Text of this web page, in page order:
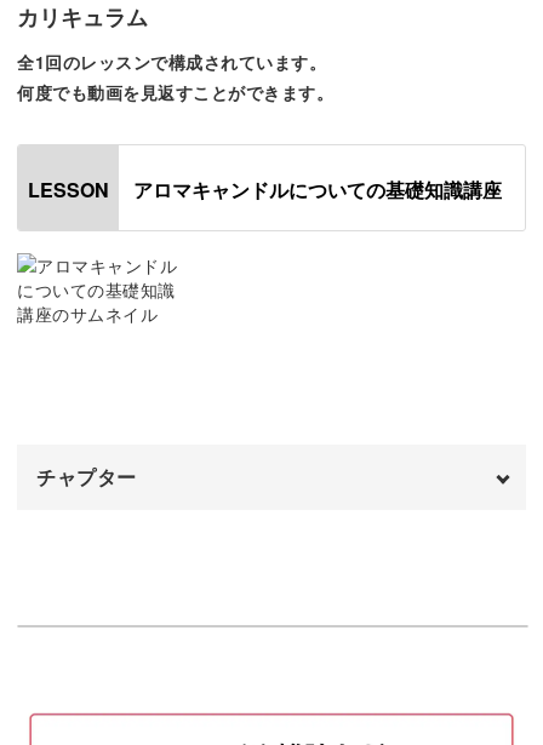
どんな材料から作られているのか、基本的な知識をお伝え
しています。
また、形によってキャンドルのあかりが異なり、得られる
お部屋の演出も変わってきますよ♪
使い方や保存方法もお伝え
この講座では、アロマキャンドルの使い方のコツや保存方
カリキュラム
全1回のレッスンで構成されています。
何度でも動画を見返すことができます。
LESSON アロマキャンドルについての基礎知識講座
チャプター